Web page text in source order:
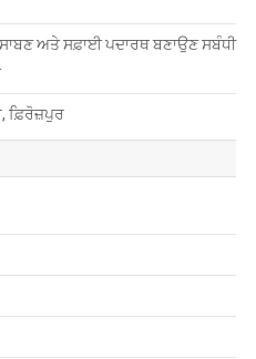
ਅਤੇ ਸਫ਼ਾਈ ਪਦਾਰਥ ਬਣਾਉਣ ਸਬੰਧੀ
ਫ਼ਿਰੋਜ਼ਪੁਰ